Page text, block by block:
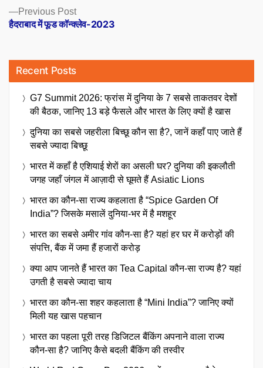
Previous PostPrevious
post:
हैदराबाद में फूड कॉन्क्लेव-2023
Recent Posts
G7 Summit 2026: फ्रांस में दुनिया के 7 सबसे ताकतवर देशों
की बैठक, जानिए 13 बड़े फैसले और भारत के लिए क्यों है खास
दुनिया का सबसे जहरीला बिच्छू कौन सा है?, जानें कहाँ पाए जाते हैं
सबसे ज्यादा बिच्छू
भारत में कहाँ है एशियाई शेरों का असली घर? दुनिया की इकलौती
जगह जहाँ जंगल में आज़ादी से घूमते हैं Asiatic Lions
भारत का कौन-सा राज्य कहलाता है “Spice Garden Of
India”? जिसके मसालें दुनिया-भर में है मशहूर
भारत का सबसे अमीर गांव कौन-सा है? यहां हर घर में करोड़ों की
संपत्ति, बैंक में जमा हैं हजारों करोड़
क्या आप जानते हैं भारत का Tea Capital कौन-सा राज्य है? यहां
उगती है सबसे ज्यादा चाय
भारत का कौन-सा शहर कहलाता है “Mini India”? जानिए क्यों
मिली यह खास पहचान
भारत का पहला पूरी तरह डिजिटल बैंकिंग अपनाने वाला राज्य
कौन-सा है? जानिए कैसे बदली बैंकिंग की तस्वीर